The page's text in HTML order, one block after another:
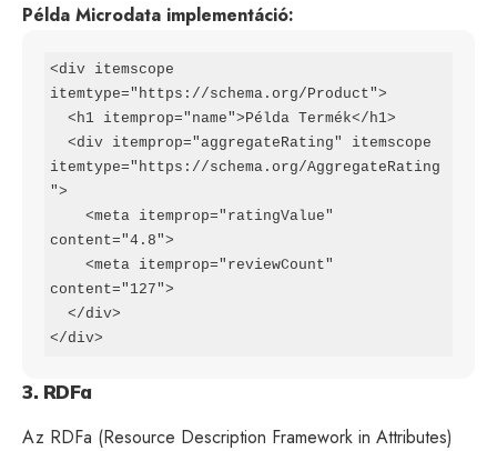
Példa Microdata implementáció:
<div itemscope
itemtype="https://schema.org/Product">
itemtype="https://schema.org/AggregateRating
">
content="4.8">
content="127">
</div>
3. RDFa
Az RDFa (Resource Description Framework in Attributes)